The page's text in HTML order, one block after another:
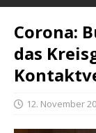
Corona:
das
12. November